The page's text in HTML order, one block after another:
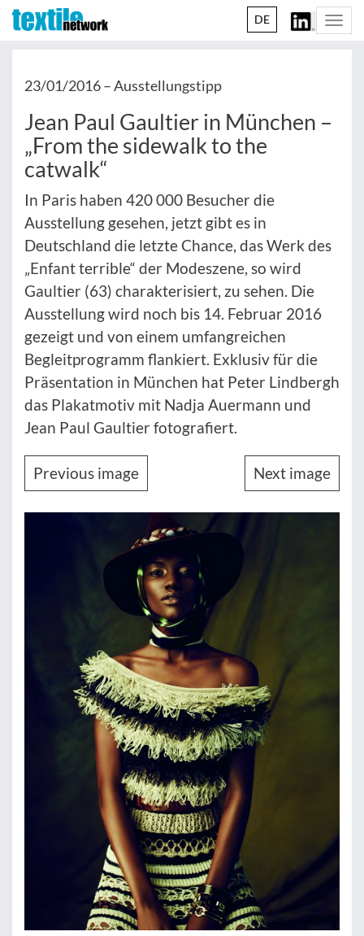
DE
23/01/2016 –Ausstellungstipp
Jean Paul Gaultier in München –
„From the sidewalk to the
catwalk“
In Paris haben 420 000 Besucher die
Ausstellung gesehen, jetzt gibt es in
Deutschland die letzte Chance, das Werk des
„Enfant terrible“ der Modeszene, so wird
Gaultier (63) charakterisiert, zu sehen. Die
Ausstellung wird noch bis 14. Februar 2016
gezeigt und von einem umfangreichen
Begleitprogramm flankiert. Exklusiv für die
Präsentation in München hat Peter Lindbergh
das Plakatmotiv mit Nadja Auermann und
Jean Paul Gaultier fotografiert.
Previous image Next image